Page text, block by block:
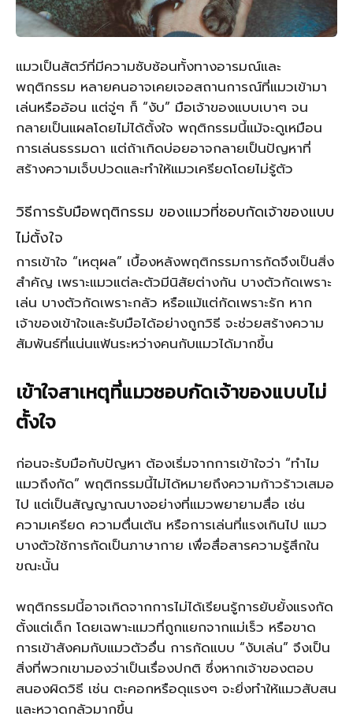
แมวเป็นสัตว์ที่มีความซับซ้อนทั้งทางอารมณ์และ
พฤติกรรม หลายคนอาจเคยเจอสถานการณ์ที่แมวเข้ามา
เล่นหรืออ้อน แต่จู่ๆ ก็ “งับ” มือเจ้าของแบบเบาๆ จน
กลายเป็นแผลโดยไม่ได้ตั้งใจ พฤติกรรมนี้แม้จะดูเหมือน
การเล่นธรรมดา แต่ถ้าเกิดบ่อยอาจกลายเป็นปัญหาที่
สร้างความเจ็บปวดและทำให้แมวเครียดโดยไม่รู้ตัว
วิธีการรับมือพฤติกรรม ของแมวที่ชอบกัดเจ้าของแบบ
ไม่ตั้งใจ
การเข้าใจ “เหตุผล” เบื้องหลังพฤติกรรมการกัดจึงเป็นสิ่ง
สำคัญ เพราะแมวแต่ละตัวมีนิสัยต่างกัน บางตัวกัดเพราะ
เล่น บางตัวกัดเพราะกลัว หรือแม้แต่กัดเพราะรัก หาก
เจ้าของเข้าใจและรับมือได้อย่างถูกวิธี จะช่วยสร้างความ
สัมพันธ์ที่แน่นแฟ้นระหว่างคนกับแมวได้มากขึ้น
เข้าใจสาเหตุที่แมวชอบกัดเจ้าของแบบไม่
ตั้งใจ
ก่อนจะรับมือกับปัญหา ต้องเริ่มจากการเข้าใจว่า “ทำไม
แมวถึงกัด” พฤติกรรมนี้ไม่ได้หมายถึงความก้าวร้าวเสมอ
ไป แต่เป็นสัญญาณบางอย่างที่แมวพยายามสื่อ เช่น
ความเครียด ความตื่นเต้น หรือการเล่นที่แรงเกินไป แมว
บางตัวใช้การกัดเป็นภาษากาย เพื่อสื่อสารความรู้สึกใน
ขณะนั้น
พฤติกรรมนี้อาจเกิดจากการไม่ได้เรียนรู้การยับยั้งแรงกัด
ตั้งแต่เด็ก โดยเฉพาะแมวที่ถูกแยกจากแม่เร็ว หรือขาด
การเข้าสังคมกับแมวตัวอื่น การกัดแบบ “งับเล่น” จึงเป็น
สิ่งที่พวกเขามองว่าเป็นเรื่องปกติ ซึ่งหากเจ้าของตอบ
สนองผิดวิธี เช่น ตะคอกหรือดุแรงๆ จะยิ่งทำให้แมวสับสน
และหวาดกลัวมากขึ้น